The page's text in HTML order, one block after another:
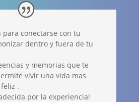
para conectarse con tu
dentro y fuera de tu
y memorias que te
vivir una vida mas
.
por la experiencia!